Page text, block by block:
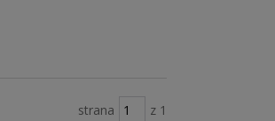
strana z 1